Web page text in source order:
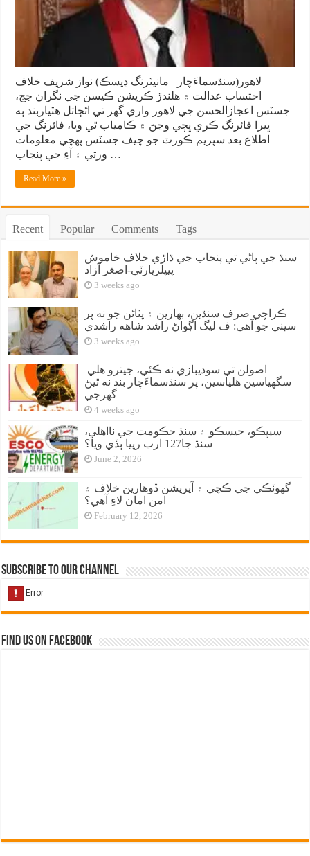
لاهور(سنڌسماءَچار مانيٽرنگ ڊيسڪ) نواز شريف خلاف
احتساب عدالت ۾ هلندڙ ڪرپشن ڪيسن جي نگران جج،
جسٽس اعجازالحسن جي لاهور واري گهر تي اڻڄاتل هٿياربند ٻه
ڀيرا فائرنگ ڪري ڀڄي وڃڻ ۾ ڪامياب ٿي ويا، فائرنگ جي
اطلاع بعد سپريم ڪورٽ جو چيف جسٽس پهچي معلومات
ورتي ۽ آءِ جي پنجاب …
Read More »
Recent Popular Comments Tags
سنڌ جي پاڻي تي پنجاب جي ڌاڙي خلاف خاموش
پيپلزپارٽي-اصغر آزاد
3 weeks ago
ڪراچي صرف سنڌين، بهارين ۽ پٺاڻن جو نه پر
سڀني جو آهي: ف ليگ اڳواڻ راشد شاهه راشدي
3 weeks ago
سگهياسين هلياسين، پر سنڌسماءَچار بند نه ٿيڻ
گهرجي
4 weeks ago
سيپڪو، حيسڪو ۽ سنڌ حڪومت جي نااهلي،
سنڌ جا127 ارب رپيا ٻڏي ويا؟
June 2, 2026
گهوٽڪي جي ڪچي ۾ آپريشن ڏوهارين خلاف ۽
امن امان لاءِ آهي؟
February 12, 2026
Subscribe to our Channel
Find us on Facebook